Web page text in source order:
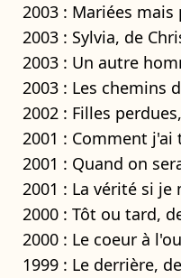
2003 : Mariées
2003 : Sylvia, de
2003 : Un autre
2003 : Les chemins
2002 : Filles
2001 : Comment
2001 : Quand on
2001 : La vérité si je
2000 : Tôt ou tard,
2000 : Le coeur à
1999 : Le derrière,